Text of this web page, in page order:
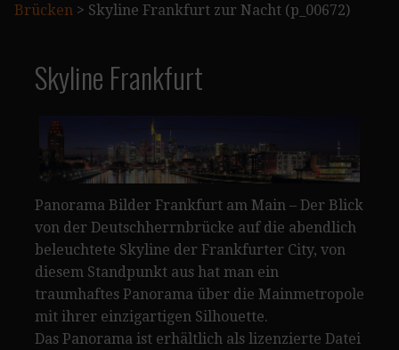
Brücken > Skyline Frankfurt zur Nacht (p_00672)
Skyline Frankfurt
Panorama Bilder Frankfurt am Main – Der Blick
von der Deutschherrnbrücke auf die abendlich
beleuchtete Skyline der Frankfurter City, von
diesem Standpunkt aus hat man ein
traumhaftes Panorama über die Mainmetropole
mit ihrer einzigartigen Silhouette.
Das Panorama ist erhältlich als lizenzierte Datei